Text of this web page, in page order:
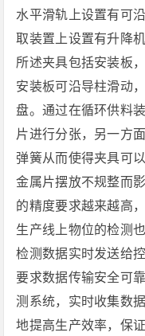
水平滑轨上设置有可
取装置上设置有升降
所述夹具包括安装板
安装板可沿导柱滑动
盘。通过在循环供料
片进行分张，另一方
弹簧从而使得夹具可
金属片摆放不规整而
的精度要求越来越高
生产线上物位的检测
检测数据实时发送给
要求数据传输安全可
测系统，实时收集数
地提高生产效率，保